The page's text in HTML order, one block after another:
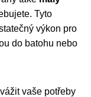
Tyto
výkon pro
do batohu nebo
vaše potřeby